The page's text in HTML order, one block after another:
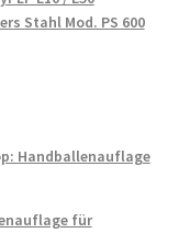
Stahl Mod. PS 600
Handballenauflage
für